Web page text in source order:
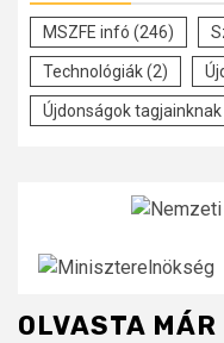
MSZFE infó (246)
Technológiák(2)
Újdonságok tagjainknak
OLVASTA